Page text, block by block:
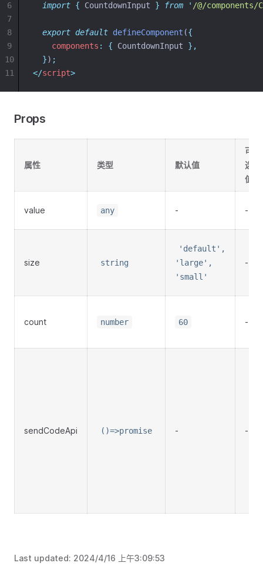
import { CountdownInput } from ' /@/components/
export default defineComponent ({
components : { CountdownInput },
}) ;
</script>
6
7
8
9
10
11
Props
属性 类型 默认值
可
选
值
value any - -
size string
'default',
'large',
'small'
-
count number 60 -
sendCodeApi ()=>promise - -
Last updated: 2024/4/16 上午3:09:53